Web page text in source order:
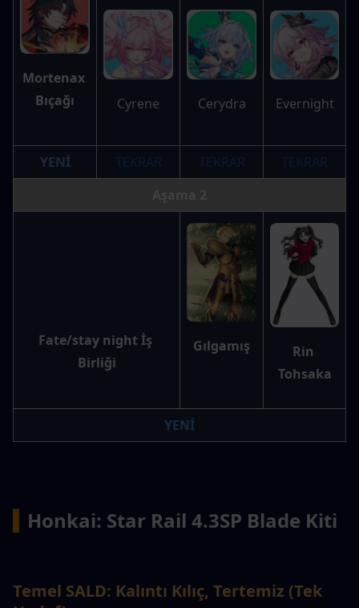
Mortenax
Bıçağı
Cyrene Cerydra Evernight
YENİ TEKRAR TEKRAR
TEKRAR
Fate/stay night İş
Birliği
Gılgamış
Rin
Tohsaka
YENİ
Honkai: Star Rail 4.3SP Blade Kiti
Temel SALD: Kalıntı Kılıç, Tertemiz (Tek